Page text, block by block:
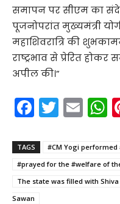
समापन पर सीएम का
पूजनोपरांत मुख्यमंत्री
महाशिवरात्रि की
राष्ट्रभाव से प्रेरित
अपील की।”
F
c
e
b
T
itt
er
E
ai
l
a
A
TAGS
#CM Yogi performed
#prayed for the #welfare of
The state was filled with
Sawan